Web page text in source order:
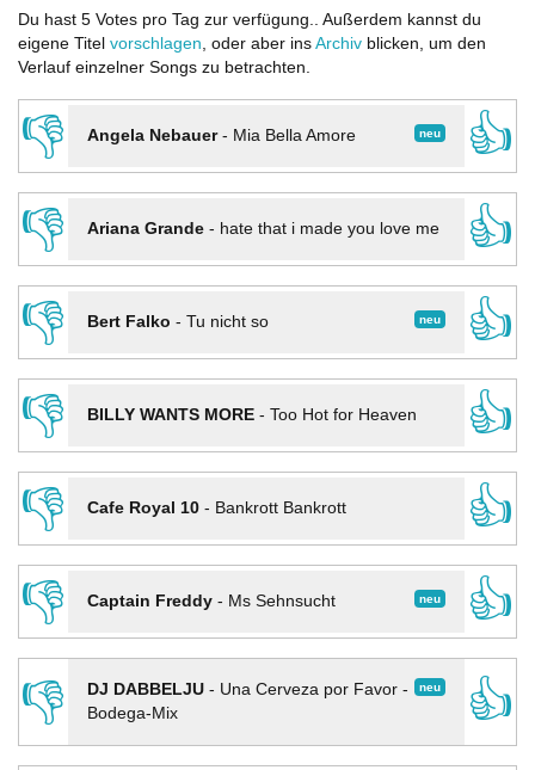
Du hast 5 Votes pro Tag zur verfügung.. Außerdem kannst du
eigene Titel vorschlagen, oder aber ins Archiv blicken, um den
Verlauf einzelner Songs zu betrachten.
👎 neu
Angela Nebauer- Mia Bella Amore
👍
👎
Ariana Grande- hate that i made you love me
👍
👎
neu
Bert Falko - Tu nicht so
👍
👎
BILLY WANTS MORE- Too Hot for Heaven
👍
👎
Cafe Royal 10- Bankrott Bankrott
👍
👎
neu
Captain Freddy- Ms Sehnsucht
👍
👎
neu
DJ DABBELJU- Una Cerveza por Favor -
Bodega-Mix
👍